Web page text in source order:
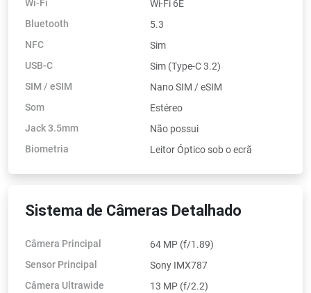
Wi-Fi
Wi-Fi 6E
Bluetooth
5.3
NFC
Sim
USB-C
Sim (Type-C 3.2)
SIM / eSIM
Nano SIM / eSIM
Som
Estéreo
Jack 3.5mm
Não possui
Biometria
Leitor Óptico sob o ecrã
Sistema de Câmeras Detalhado
Câmera Principal
64 MP (f/1.89)
Sensor Principal
Sony IMX787
Câmera Ultrawide
13 MP (f/2.2)